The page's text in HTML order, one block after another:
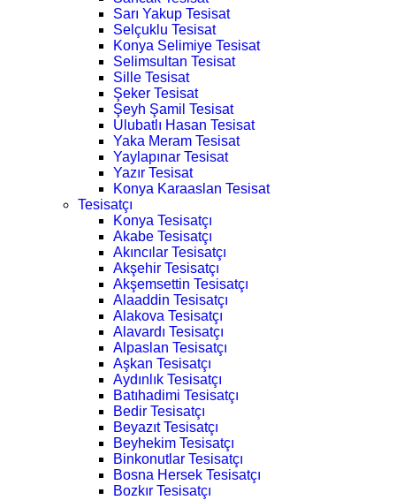
Sarı Yakup Tesisat
Selçuklu Tesisat
Konya Selimiye Tesisat
Selimsultan Tesisat
Sille Tesisat
Şeker Tesisat
Şeyh Şamil Tesisat
Ulubatlı Hasan Tesisat
Yaka Meram Tesisat
Yaylapınar Tesisat
Yazır Tesisat
Konya Karaaslan Tesisat
Tesisatçı
Konya Tesisatçı
Akabe Tesisatçı
Akıncılar Tesisatçı
Akşehir Tesisatçı
Akşemsettin Tesisatçı
Alaaddin Tesisatçı
Alakova Tesisatçı
Alavardı Tesisatçı
Alpaslan Tesisatçı
Aşkan Tesisatçı
Aydınlık Tesisatçı
Batıhadimi Tesisatçı
Bedir Tesisatçı
Beyazıt Tesisatçı
Beyhekim Tesisatçı
Binkonutlar Tesisatçı
Bosna Hersek Tesisatçı
Bozkır Tesisatçı